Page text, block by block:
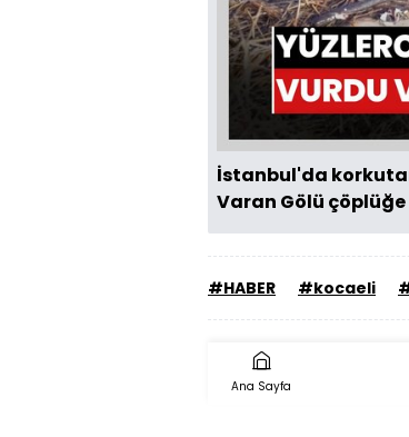
İstanbul'da
Varan Gölü
#HABER #kocaeli
Ana Sayfa